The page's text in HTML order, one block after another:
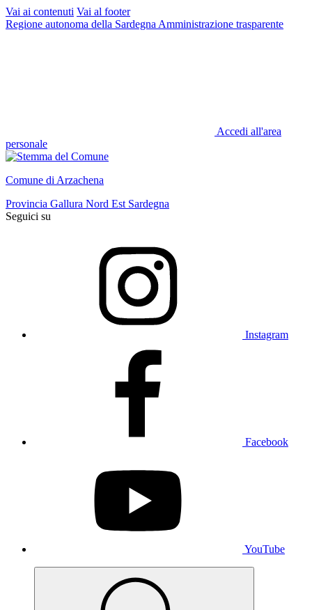
Vai ai contenuti Vai al footer
Regione autonoma della Sardegna Amministrazione trasparente
Accedi all'area
personale
Comune di Arzachena
Provincia Gallura Nord Est Sardegna
Seguici su
Instagram
Facebook
YouTube